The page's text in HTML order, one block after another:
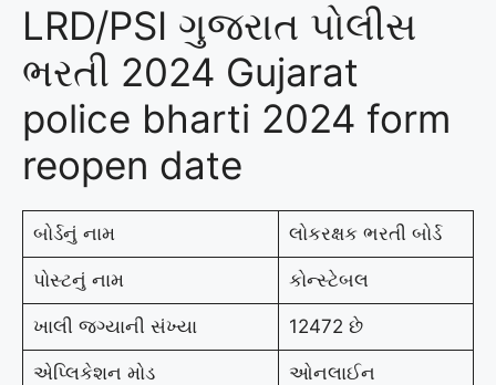
LRD/PSI ગુજરાત પોલીસ
ભરતી 2024 Gujarat
police bharti 2024 form
reopen date
બોર્ડનું નામ લોકરક્ષક ભરતી બોર્ડ
પોસ્ટનું નામ કોન્સ્ટેબલ
ખાલી જગ્યાની સંખ્યા 12472 છે
એપ્લિકેશન મોડ ઓનલાઈન